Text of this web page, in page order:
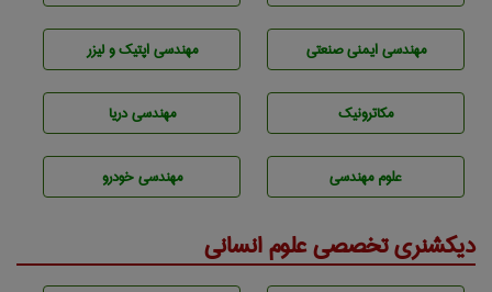
مهندسی ایمنی صنعتی مهندسی اپتیک و لیزر
مکاترونیک مهندسی دریا
علوم مهندسی مهندسی خودرو
دیکشنری تخصصی علوم انسانی